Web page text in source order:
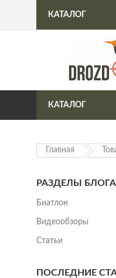
Интернет-
КАТАЛОГ
КАТАЛОГ
Главная
РАЗДЕЛЫ БЛОГА
Биатлон
Видеообзоры
Статьи
ПОСЛЕДНИЕ